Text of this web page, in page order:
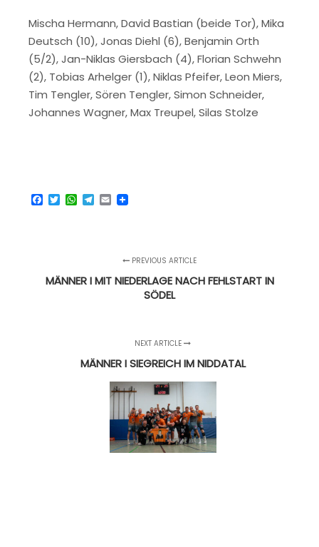
Mischa Hermann, David Bastian (beide Tor), Mika
Deutsch (10), Jonas Diehl (6), Benjamin Orth
(5/2), Jan-Niklas Giersbach (4), Florian Schwehn
(2), Tobias Arhelger (1), Niklas Pfeifer, Leon Miers,
Tim Tengler, Sören Tengler, Simon Schneider,
Johannes Wagner, Max Treupel, Silas Stolze
Facebook
TwitterWhatsApp
Telegram
Email
PREVIOUS ARTICLE
MÄNNER I MIT NIEDERLAGE NACH FEHLSTART IN
SÖDEL
NEXT ARTICLE
MÄNNER I SIEGREICH IM NIDDATAL